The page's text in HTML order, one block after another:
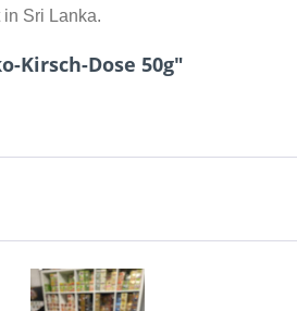
in Sri Lanka.
Kirsch-Dose 50g"